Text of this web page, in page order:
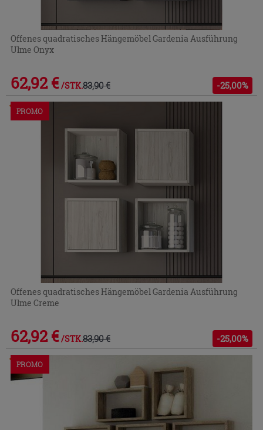
Offenes quadratisches Hängemöbel Gardenia Ausführung
Ulme Onyx
62,92 € /STK.83,90 € -25,00%
Im Geschäft oder über den Kundenservice bestellbar
PROMO
Offenes quadratisches Hängemöbel Gardenia Ausführung
Ulme Creme
62,92 € /STK.83,90 € -25,00%
Im Geschäft oder über den Kundenservice bestellbar
PROMO